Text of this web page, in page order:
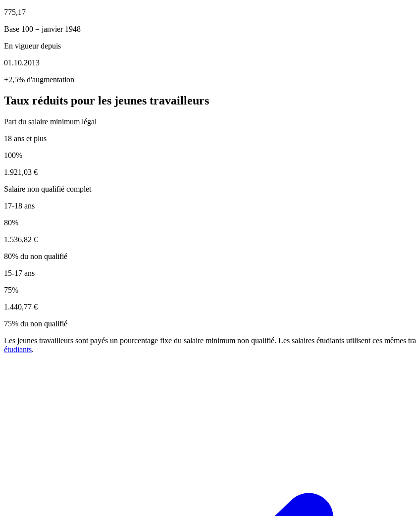
775,17
Base 100 = janvier 1948
En vigueur depuis
01.10.2013
+2,5% d'augmentation
Taux réduits pour les jeunes travailleurs
Part du salaire minimum légal
18 ans et plus
100%
1.921,03 €
Salaire non qualifié complet
17-18 ans
80%
1.536,82 €
80% du non qualifié
15-17 ans
75%
1.440,77 €
75% du non qualifié
Les jeunes travailleurs sont payés un pourcentage fixe du salaire minimum non qualifié. Les salaires étudiants utilisent ces mêmes
étudiants.